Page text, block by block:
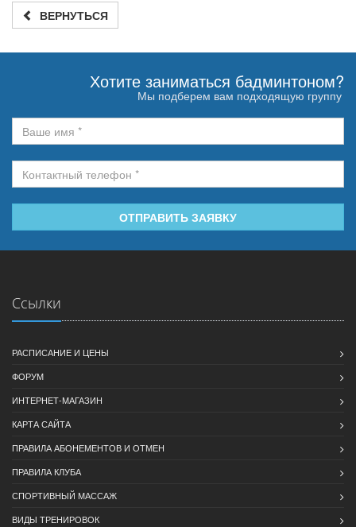
ВЕРНУТЬСЯ
Хотите заниматься бадминтоном?
Мы подберем вам подходящую группу
ОТПРАВИТЬ ЗАЯВКУ
Ссылки
РАСПИСАНИЕ И ЦЕНЫ
ФОРУМ
ИНТЕРНЕТ-МАГАЗИН
КАРТА САЙТА
ПРАВИЛА АБОНЕМЕНТОВ И ОТМЕН
ПРАВИЛА КЛУБА
СПОРТИВНЫЙ МАССАЖ
ВИДЫ ТРЕНИРОВОК